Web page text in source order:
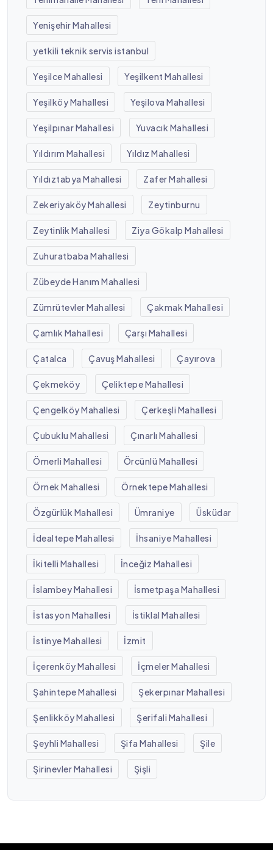
Yenişehir Mahallesi
yetkili teknik servis istanbul
Yeşilce Mahallesi Yeşilkent Mahallesi
Yeşilköy Mahallesi Yeşilova Mahallesi
Yeşilpınar Mahallesi Yuvacık Mahallesi
Yıldırım Mahallesi Yıldız Mahallesi
Yıldıztabya Mahallesi Zafer Mahallesi
Zekeriyaköy Mahallesi Zeytinburnu
Zeytinlik Mahallesi Ziya Gökalp Mahallesi
Zuhuratbaba Mahallesi
Zübeyde Hanım Mahallesi
Zümrütevler Mahallesi Çakmak Mahallesi
Çamlık Mahallesi Çarşı Mahallesi
Çatalca Çavuş Mahallesi Çayırova
Çekmeköy Çeliktepe Mahallesi
Çengelköy Mahallesi Çerkeşli Mahallesi
Çubuklu Mahallesi Çınarlı Mahallesi
Ömerli Mahallesi Örcünlü Mahallesi
Örnek Mahallesi Örnektepe Mahallesi
Özgürlük Mahallesi Ümraniye Üsküdar
İdealtepe Mahallesi İhsaniye Mahallesi
İkitelli Mahallesi İnceğiz Mahallesi
İslambey Mahallesi İsmetpaşa Mahallesi
İstasyon Mahallesi İstiklal Mahallesi
İstinye Mahallesi İzmit
İçerenköy Mahallesi İçmeler Mahallesi
Şahintepe Mahallesi Şekerpınar Mahallesi
Şenlikköy Mahallesi Şerifali Mahallesi
Şeyhli Mahallesi Şifa Mahallesi Şile
Şirinevler Mahallesi Şişli